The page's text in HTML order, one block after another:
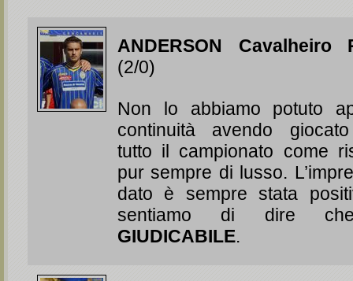
ANDERSON Cavalheiro
(2/0)
Non lo abbiamo potuto
continuità avendo
tutto il campionato come
pur sempre di lusso.
dato è sempre stata
sentiamo di dire
GIUDICABILE.